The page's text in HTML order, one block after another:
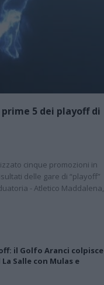
prime 5 dei playoff di
cinque promozioni in
delle gare di “playoff”
- Atletico Maddalena,
il Golfo Aranci colpisce
Salle con Mulas e